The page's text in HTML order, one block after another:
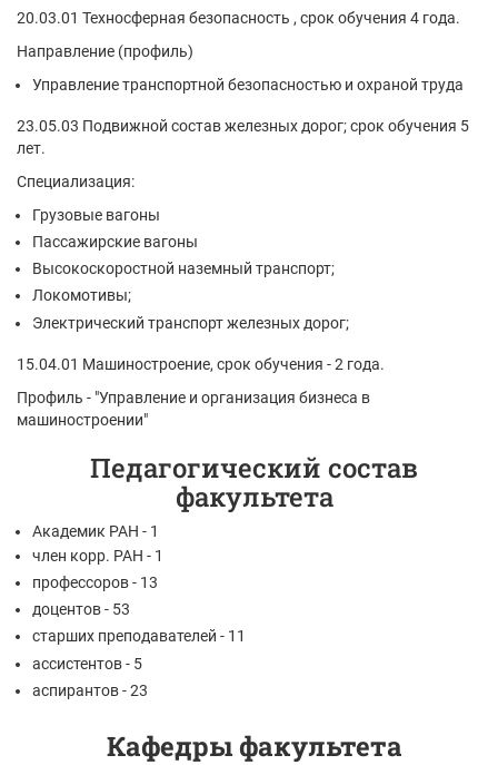
20.03.01 Техносферная безопасность , срок обучения 4 года.
Направление (профиль)
Управление транспортной безопасностью и охраной труда
23.05.03 Подвижной состав железных дорог; срок обучения 5
лет.
Специализация:
Грузовые вагоны
Пассажирские вагоны
Высокоскоростной наземный транспорт;
Локомотивы;
Электрический транспорт железных дорог;
15.04.01 Машиностроение, срок обучения - 2 года.
Профиль - "Управление и организация бизнеса в
машиностроении"
Педагогический состав
факультета
Академик РАН - 1
член корр. РАН - 1
профессоров - 13
доцентов - 53
старших преподавателей - 11
ассистентов - 5
аспирантов - 23
Кафедры факультета